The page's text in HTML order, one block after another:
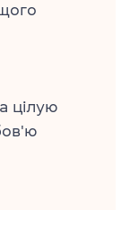
цілую